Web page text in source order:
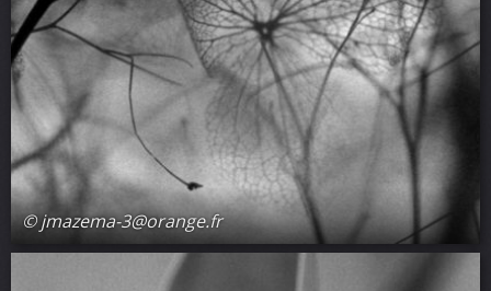
© jmazema-3@orange.fr